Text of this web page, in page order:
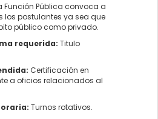
Función Pública convoca a
los postulantes ya sea que
público como privado.
requerida: Titulo
Certificación en
a oficios relacionados al
Turnos rotativos.